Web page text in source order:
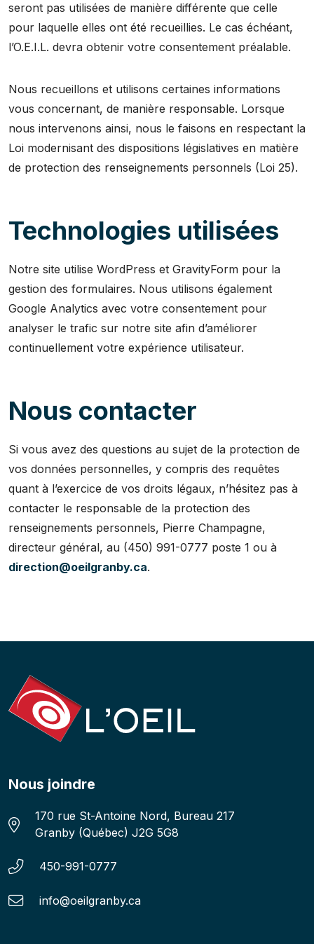
seront pas utilisées de manière différente que celle
pour laquelle elles ont été recueillies. Le cas échéant,
l’O.E.I.L. devra obtenir votre consentement préalable.
Nous recueillons et utilisons certaines informations
vous concernant, de manière responsable. Lorsque
nous intervenons ainsi, nous le faisons en respectant la
Loi modernisant des dispositions législatives en matière
de protection des renseignements personnels (Loi 25).
Technologies utilisées
Notre site utilise WordPress et GravityForm pour la
gestion des formulaires. Nous utilisons également
Google Analytics avec votre consentement pour
analyser le trafic sur notre site afin d’améliorer
continuellement votre expérience utilisateur.
Nous contacter
Si vous avez des questions au sujet de la protection de
vos données personnelles, y compris des requêtes
quant à l’exercice de vos droits légaux, n’hésitez pas à
contacter le responsable de la protection des
renseignements personnels, Pierre Champagne,
directeur général, au (450) 991-0777 poste 1 ou à
direction@oeilgranby.ca.
Nous joindre
Adresse:
170 rue St-Antoine Nord, Bureau 217
Granby (Québec) J2G 5G8
Numéro de téléphone:
450-991-0777
Courriel:
info@oeilgranby.ca